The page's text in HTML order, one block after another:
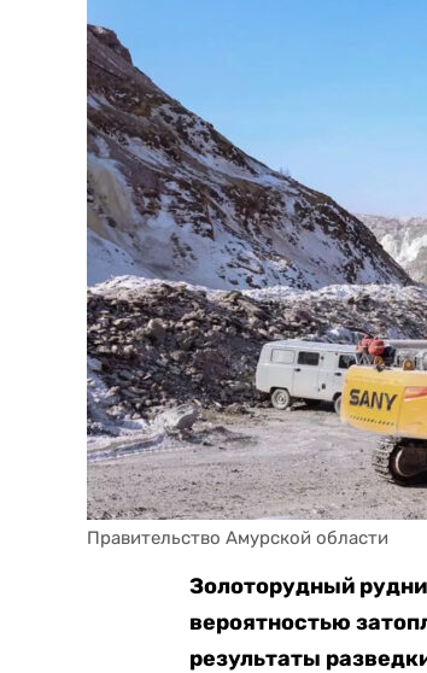
Правительство Амурской области
Золоторудный
вероятностью
результаты